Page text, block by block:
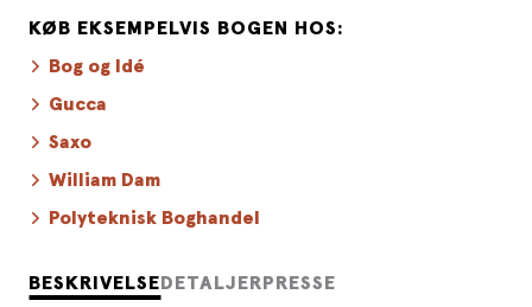
BESKRIVELSE DETALJER PRESSE
KØB EKSEMPELVIS BOGEN HOS:
Bog og Idé
Gucca
Saxo
William Dam
Polyteknisk Boghandel